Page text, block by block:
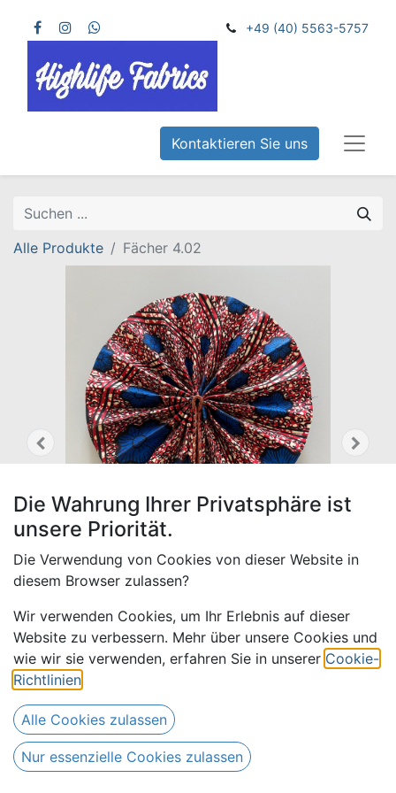
+49 (40) 5563-5757
Kontaktieren Sie uns
Alle Produkte Fächer 4.02
Fächer 4.02
19,00€ Alle Preise inkl. MwSt.
Nur 1 Stück auf Lager.
Die Wahrung Ihrer Privatsphäre ist
unsere Priorität.
Die Verwendung von Cookies von dieser Website in
diesem Browser zulassen?
Wir verwenden Cookies, um Ihr Erlebnis auf dieser
Website zu verbessern. Mehr über unsere Cookies und
wie wir sie verwenden, erfahren Sie in unserer Cookie-
Richtlinien
Alle Cookies zulassen
Nur essenzielle Cookies zulassen